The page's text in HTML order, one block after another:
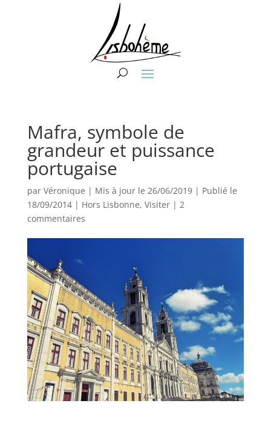
Mafra, symbole de
grandeur et puissance
portugaise
par Véronique | Mis à jour le 26/06/2019 | Publié le
18/09/2014| Hors Lisbonne, Visiter| 2
commentaires